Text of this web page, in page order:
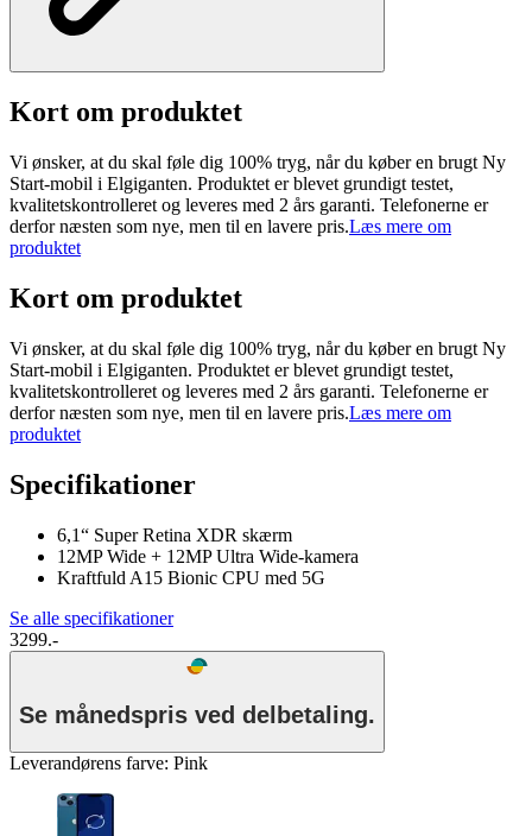
Kort om produktet
Vi ønsker, at du skal føle dig 100% tryg, når du køber en brugt Ny
Start-mobil i Elgiganten. Produktet er blevet grundigt testet,
kvalitetskontrolleret og leveres med 2 års garanti. Telefonerne er
derfor næsten som nye, men til en lavere pris.Læs mere om
produktet
Kort om produktet
Vi ønsker, at du skal føle dig 100% tryg, når du køber en brugt Ny
Start-mobil i Elgiganten. Produktet er blevet grundigt testet,
kvalitetskontrolleret og leveres med 2 års garanti. Telefonerne er
derfor næsten som nye, men til en lavere pris.Læs mere om
produktet
Specifikationer
6,1“ Super Retina XDR skærm
12MP Wide + 12MP Ultra Wide-kamera
Kraftfuld A15 Bionic CPU med 5G
Se alle specifikationer
3299.-
Se månedspris ved delbetaling.
Leverandørens farve: Pink